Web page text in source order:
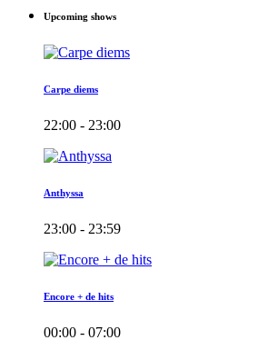
Upcoming shows
Carpe diems
22:00 - 23:00
Anthyssa
23:00 - 23:59
Encore + de hits
00:00 - 07:00